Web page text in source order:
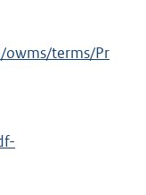
owms/terms/Pr